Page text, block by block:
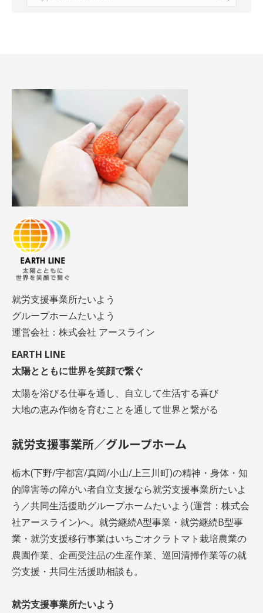
就労支援事業所たいよう
グループホームたいよう
運営会社：株式会社 アースライン
EARTH LINE
太陽とともに世界を笑顔で繋ぐ
太陽を浴びる仕事を通し、自立して生活する喜び
大地の恵み作物を育むことを通して世界と繋がる
就労支援事業所／グループホーム
栃木(下野/宇都宮/真岡/小山/上三川町)の精神・身体・知
的障害等の障がい者自立支援なら就労支援事業所たいよ
う／共同生活援助グループホームたいよう(運営：株式会
社アースライン)へ。就労継続A型事業・就労継続B型事
業・就労支援移行事業はいちごオクラトマト栽培農業の
農園作業、企画受注品の生産作業、巡回清掃作業等の就
労支援・共同生活援助相談も。
就労支援事業所たいよう